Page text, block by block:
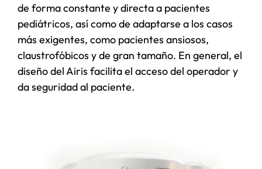
de forma constante y directa a pacientes
pediátricos, así como de adaptarse a los casos
más exigentes, como pacientes ansiosos,
claustrofóbicos y de gran tamaño. En general, el
diseño del Airis facilita el acceso del operador y
da seguridad al paciente.